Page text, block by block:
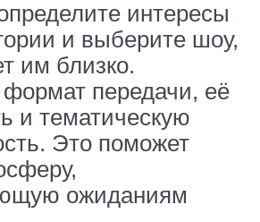
интересы
и выберите шоу,
им близко.
передачи, её
и тематическую
Это поможет
ожиданиям